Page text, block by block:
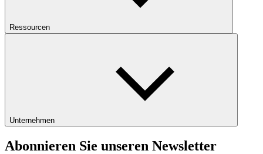
Ressourcen
Unternehmen
Abonnieren Sie unseren Newsletter